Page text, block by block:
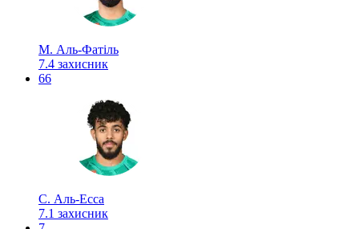
М. Аль-Фатіль
7.4 захисник
66
С. Аль-Есса
7.1 захисник